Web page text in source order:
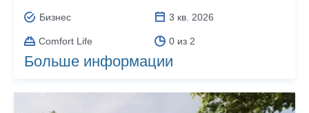
Бизнес 3 кв. 2026
Comfort Life 0 из 2
Больше информации